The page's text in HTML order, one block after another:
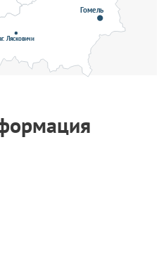
Гомель
Лясковичи